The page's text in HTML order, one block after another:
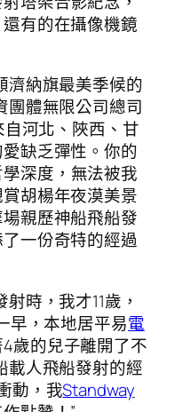
有的在攝像機鏡
納旗最美季候的
團體無限公司總司
河北、陜西、甘
缺乏彈性。你的
深度，無法被我
胡楊年夜漠美景
親歷神船飛船發
一份奇特的經過
時，我才11歲，
早，本地居平易電
歲的兒子離開了不
載人飛船發射的經
動，我Standway